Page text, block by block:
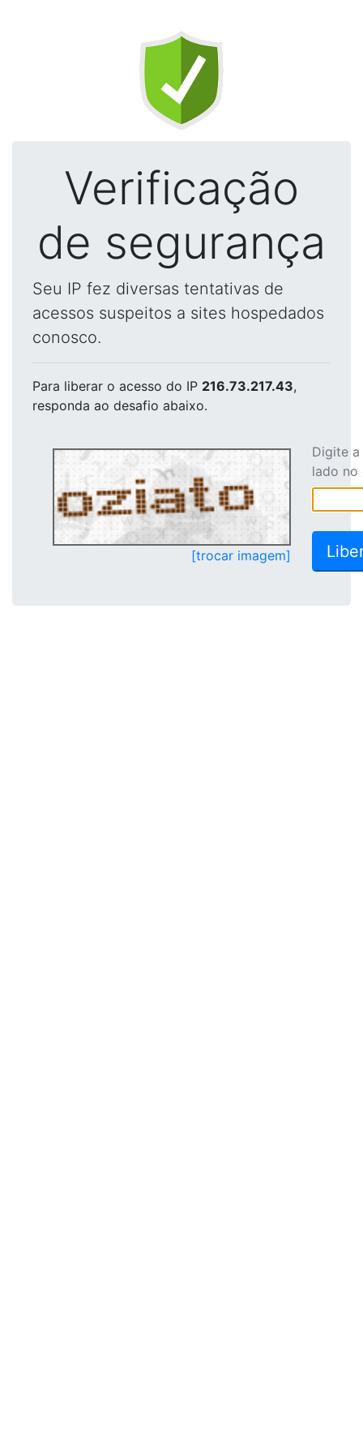
Verificação
de segurança
Seu IP fez diversas tentativas de
acessos suspeitos a sites hospedados
conosco.
Para liberar o acesso do IP 216.73.217.43,
responda ao desafio abaixo.
[trocar imagem]
Digite
lado no